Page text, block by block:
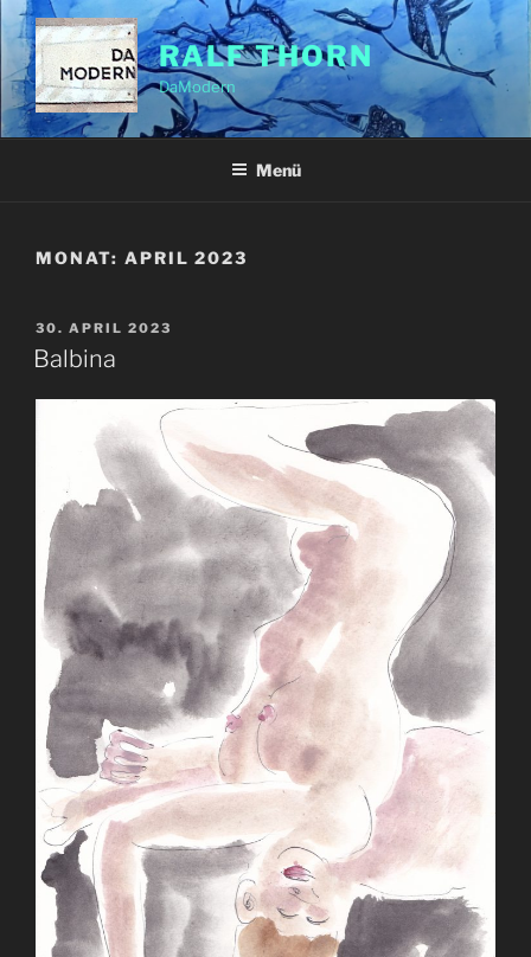
Zum
Inhalt
springen
RALF THORN
DaModern
Menü
MONAT: APRIL 2023
VERÖFFENTLICHT
AM
30. APRIL 2023
Balbina